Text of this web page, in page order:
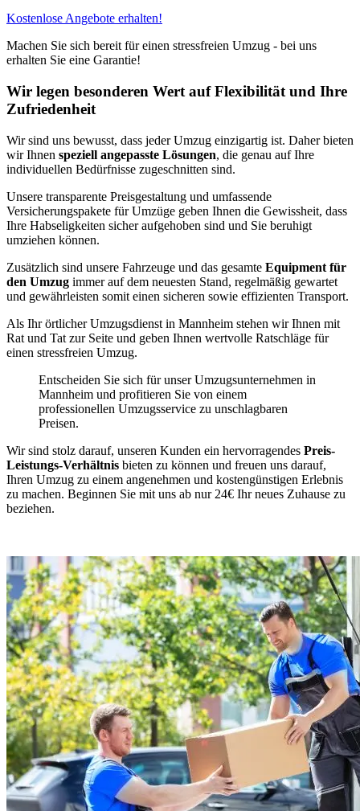
Kostenlose Angebote erhalten!
Machen Sie sich bereit für einen stressfreien Umzug - bei uns
erhalten Sie eine Garantie!
Wir legen besonderen Wert auf Flexibilität und Ihre
Zufriedenheit
Wir sind uns bewusst, dass jeder Umzug einzigartig ist. Daher bieten
wir Ihnen speziell angepasste Lösungen, die genau auf Ihre
individuellen Bedürfnisse zugeschnitten sind.
Unsere transparente Preisgestaltung und umfassende
Versicherungspakete für Umzüge geben Ihnen die Gewissheit, dass
Ihre Habseligkeiten sicher aufgehoben sind und Sie beruhigt
umziehen können.
Zusätzlich sind unsere Fahrzeuge und das gesamte Equipment für
den Umzug immer auf dem neuesten Stand, regelmäßig gewartet
und gewährleisten somit einen sicheren sowie effizienten Transport.
Als Ihr örtlicher Umzugsdienst in Mannheim stehen wir Ihnen mit
Rat und Tat zur Seite und geben Ihnen wertvolle Ratschläge für
einen stressfreien Umzug.
Entscheiden Sie sich für unser Umzugsunternehmen in
Mannheim und profitieren Sie von einem
professionellen Umzugsservice zu unschlagbaren
Preisen.
Wir sind stolz darauf, unseren Kunden ein hervorragendes Preis-
Leistungs-Verhältnis bieten zu können und freuen uns darauf,
Ihren Umzug zu einem angenehmen und kostengünstigen Erlebnis
zu machen. Beginnen Sie mit uns ab nur 24€ Ihr neues Zuhause zu
beziehen.